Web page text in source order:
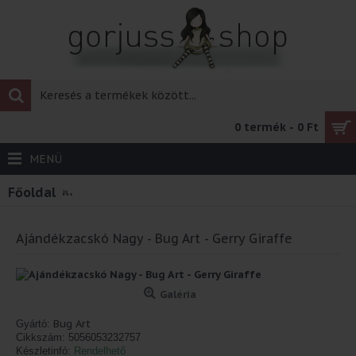
0 termék - 0 Ft
MENÜ
Főoldal Ajándékzacskó Nagy - Bug Art - Gerry Giraffe
Ajándékzacskó Nagy - Bug Art - Gerry Giraffe
Galéria
Gyártó: Bug Art
Cikkszám: 5056053232757
Készletinfó: Rendelhető